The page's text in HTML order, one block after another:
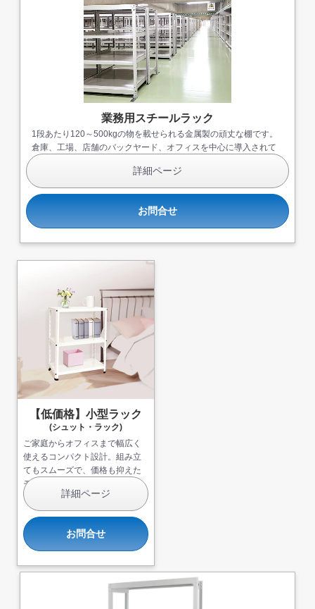
業務用スチールラック
1段あたり120～500kgの物を載せられる金属製の頑丈な棚です。
倉庫、工場、店舗のバックヤード、オフィスを中心に導入されて
います。
詳細ページ
お問合せ
【低価格】小型ラック
(シュット・ラック)
ご家庭からオフィスまで幅広く
使えるコンパクト設計。組み立
てもスムーズで、価格も抑えた
モデルです。
詳細ページ
お問合せ